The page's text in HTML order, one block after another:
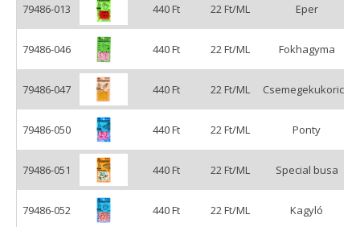
79486-013 440 Ft 22 Ft/ML Eper
79486-046 440 Ft 22 Ft/ML Fokhagyma
79486-047 440 Ft 22 Ft/ML Csemegekukorica
79486-050 440 Ft 22 Ft/ML Ponty
79486-051 440 Ft 22 Ft/ML Special busa
79486-052 440 Ft 22 Ft/ML Kagyló